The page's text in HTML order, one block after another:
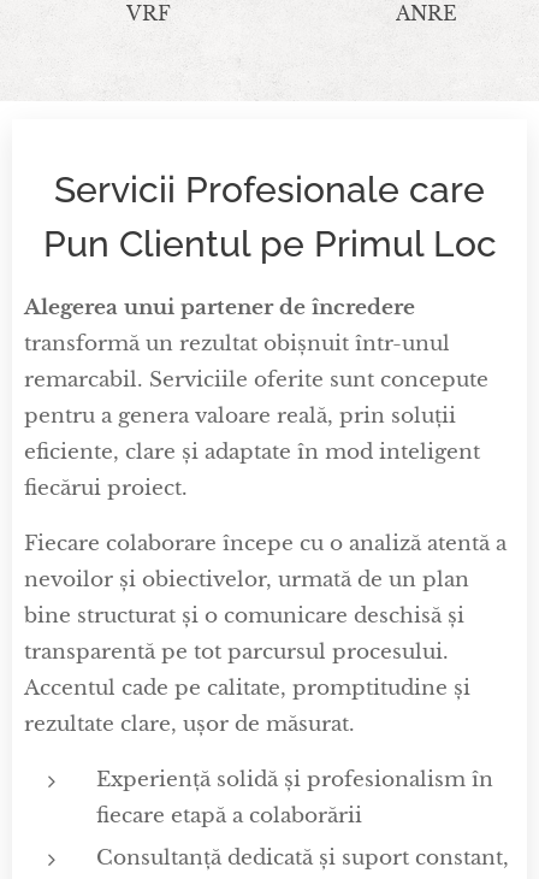
VRF
ANRE
Servicii Profesionale care
Pun Clientul pe Primul Loc
Alegerea unui partener de încredere
transformă un rezultat obișnuit într-unul
remarcabil. Serviciile oferite sunt concepute
pentru a genera valoare reală, prin soluții
eficiente, clare și adaptate în mod inteligent
fiecărui proiect.
Fiecare colaborare începe cu o analiză atentă a
nevoilor și obiectivelor, urmată de un plan
bine structurat și o comunicare deschisă și
transparentă pe tot parcursul procesului.
Accentul cade pe calitate, promptitudine și
rezultate clare, ușor de măsurat.
Experiență solidă și profesionalism în
fiecare etapă a colaborării
Consultanță dedicată și suport constant,